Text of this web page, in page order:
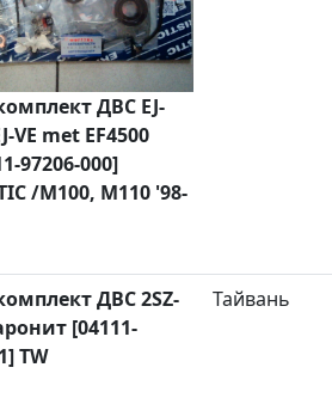
[3]
[47]
[56]
[13]
[259]
[29]
[28]
[14]
ДВС EJ-
VE met EF4500
97206-000]
/M100, M110 '98-
ДВС 2SZ-
[04111-
TW
Тайвань